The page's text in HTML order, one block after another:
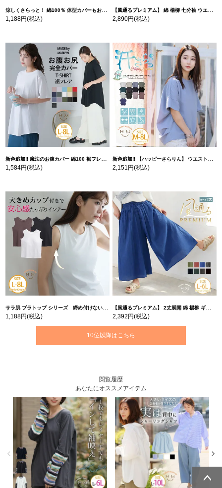
涼しくさらっと！ 綿100％ 体型カバーもお洒落も叶える 風合いコットン ゆるシルエット ドルマン | 大きいサイズの通販ならハッピーマリリン
1,188円(税込)
【風通るプレミアム】 綿 楊柳 七分袖 ウエストギャザー ブラウス | 大きいサイズの通販ならハッピーマリリン
2,890円(税込)
新色追加!! 魔法のお腹カバー 綿100 裾フレア Tシャツ | 大きいサイズの通販ならハッピーマリリン
1,584円(税込)
新色追加!! 【ハッピーさらりん】 ウエストタック入り スッキリ魅せ コクーントップス | 大きいサイズの通販ならハッピーマリリン
2,151円(税込)
サラ肌 ブラトップ シリーズ 締め付けない リブ タンクトップ | 大きいサイズの通販ならハッピーマリリン
1,188円(税込)
【風通るプレミアム】 2丈展開 綿 楊柳 ギャザー フレア スカンツ 【ウェストゴム】 | 大きいサイズの通販ならハッピーマリリン
2,392円(税込)
10位以降はこちら
閲覧履歴
あなたにオススメアイテム